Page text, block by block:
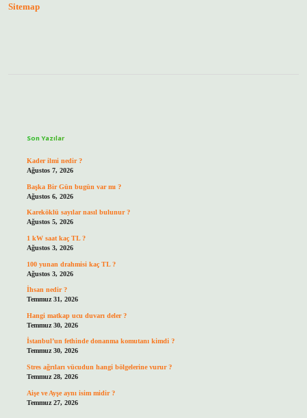
Sitemap
Son Yazılar
Kader ilmi nedir ?
Ağustos 7, 2026
Başka Bir Gün bugün var mı ?
Ağustos 6, 2026
Kareköklü sayılar nasıl bulunur ?
Ağustos 5, 2026
1 kW saat kaç TL ?
Ağustos 3, 2026
100 yunan drahmisi kaç TL ?
Ağustos 3, 2026
İhsan nedir ?
Temmuz 31, 2026
Hangi matkap ucu duvarı deler ?
Temmuz 30, 2026
İstanbul’un fethinde donanma komutanı kimdi ?
Temmuz 30, 2026
Stres ağrıları vücudun hangi bölgelerine vurur ?
Temmuz 28, 2026
Aişe ve Ayşe aynı isim midir ?
Temmuz 27, 2026